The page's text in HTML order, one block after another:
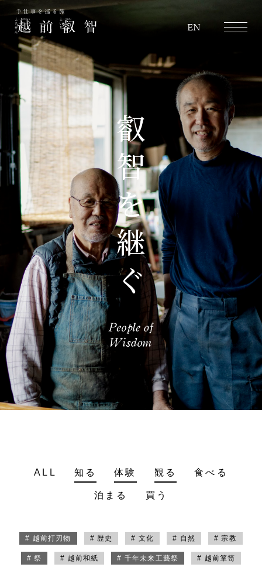
EN
ALL 知る 体験 観る 食べる
泊まる 買う
# 越前打刃物 # 歴史 # 文化 # 自然 # 宗教
# 祭 # 越前和紙 # 千年未来工藝祭 # 越前箪笥